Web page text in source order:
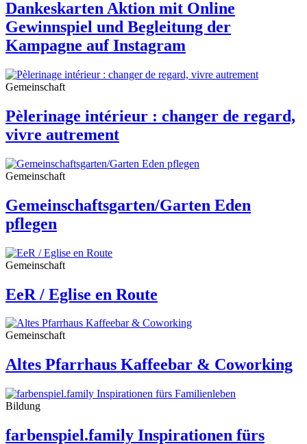
Dankeskarten Aktion mit Online
Gewinnspiel und Begleitung der
Kampagne auf Instagram
Gemeinschaft
Pèlerinage intérieur : changer de regard,
vivre autrement
Gemeinschaft
Gemeinschaftsgarten/Garten Eden
pflegen
Gemeinschaft
EeR / Eglise en Route
Gemeinschaft
Altes Pfarrhaus Kaffeebar & Coworking
Bildung
farbenspiel.family Inspirationen fürs